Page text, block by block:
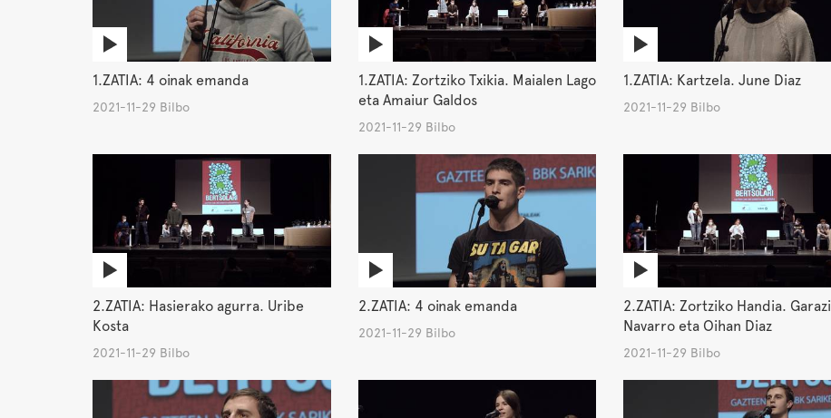
1.ZATIA: 4 oinak emanda
2021-11-29 Bilbo
1.ZATIA: Zortziko Txikia. Maialen Lago
eta Amaiur Galdos
2021-11-29 Bilbo
1.ZATIA: Kartzela. June Diaz
2021-11-29 Bilbo
2.ZATIA: Hasierako agurra. Uribe
Kosta
2021-11-29 Bilbo
2.ZATIA: 4 oinak emanda
2021-11-29 Bilbo
2.ZATIA: Zortziko Handia. Garazi
Navarro eta Oihan Diaz
2021-11-29 Bilbo